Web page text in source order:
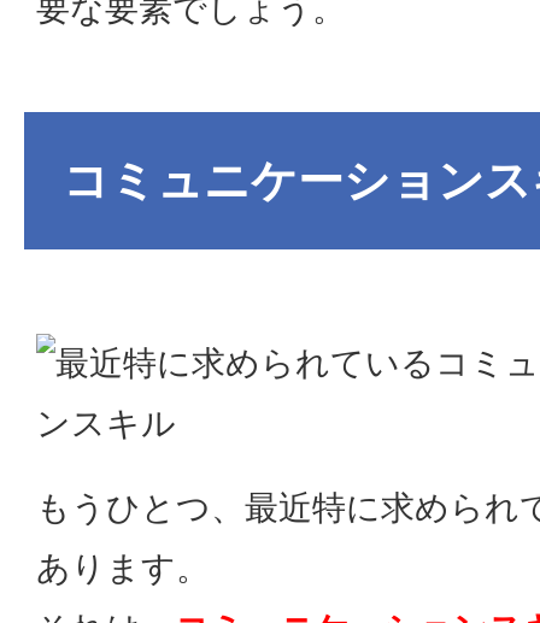
要な要素でしょう。
コミュニケーション
もうひとつ、最近特に求められ
あります。